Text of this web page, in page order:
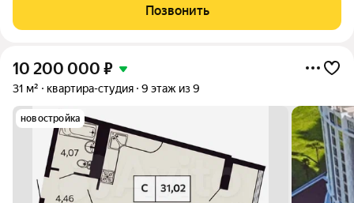
Hotel Group. Готовый
Позвонить
10 200 000 ₽
31 м² квартира-студия 9 этаж из 9
новостройка